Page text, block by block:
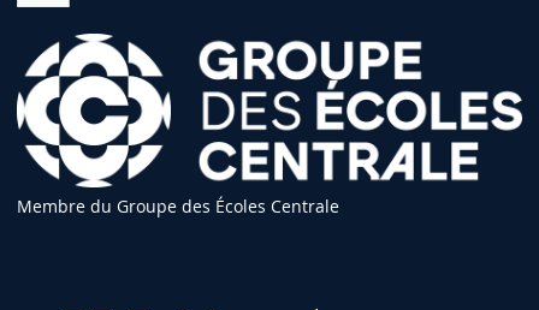
Membre du Groupe des Écoles Centrale